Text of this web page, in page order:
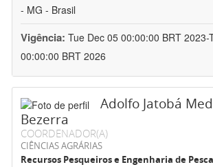
- MG - Brasil
Vigência: Tue Dec 05 00:00:00 BRT 2023-
00:00:00 BRT 2026
Adolfo Jatobá
Bezerra
COORDENADOR(A)
CIÊNCIAS AGRÁRIAS
Recursos Pesqueiros e Engenharia de Pesca